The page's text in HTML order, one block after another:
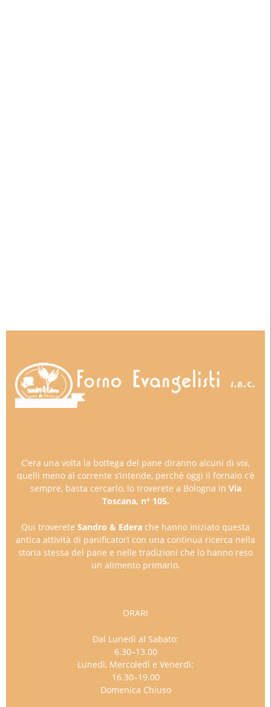
C’era una volta la bottega del pane diranno alcuni di voi,
quelli meno al corrente s’intende, perché oggi il fornaio c’è
sempre, basta cercarlo, lo troverete a Bologna in Via
Toscana, n° 105.
Qui troverete Sandro & Edera che hanno iniziato questa
antica attività di panificatori con una continua ricerca nella
storia stessa del pane e nelle tradizioni che lo hanno reso
un alimento primario.
ORARI
Dal Lunedì al Sabato:
6.30–13.00
Lunedì, Mercoledì e Venerdì:
16.30–19.00
Domenica Chiuso